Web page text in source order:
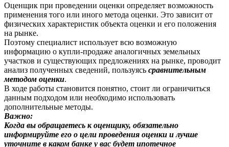
Оценщик при проведении оценки определяет возможность
применения того или иного метода оценки. Это зависит от
физических характеристик объекта оценки и его положения
на рынке.
Поэтому специалист использует всю возможную
информацию о купли-продаже аналогичных земельных
участков и существующих предложениях на рынке, проводит
анализ полученных сведений, пользуясь сравнительным
методом оценки.
В ходе работы становится понятно, стоит ли ограничиться
данным подходом или необходимо использовать
дополнительные методы.
Важно:
Когда вы обращаетесь к оценщику, обязательно
информируйте его о цели проведения оценки и лучше
уточните в каком банке у вас будет ипотечное